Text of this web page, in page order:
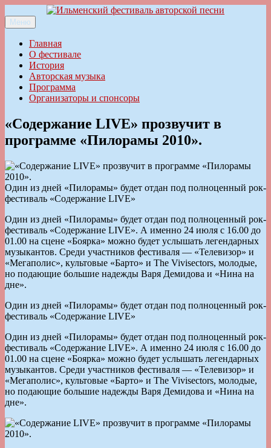
к
содержимому
Ильменский фестиваль авторской песни
Меню
Главная
О фестивале
История
Авторская музыка
Программа
Организаторы и спонсоры
«Содержание LIVE» прозвучит в
программе «Пилорамы 2010».
Один из дней «Пилорамы» будет отдан под полноценный рок-
фестиваль «Содержание LIVE»
Один из дней «Пилорамы» будет отдан под полноценный рок-
фестиваль «Содержание LIVE». А именно 24 июля с 16.00 до
01.00 на сцене «Боярка» можно будет услышать легендарных
музыкантов. Среди участников фестиваля — «Телевизор» и
«Мегаполис», культовые «Барто» и The Vivisectors, молодые,
но подающие большие надежды Варя Демидова и «Нина на
дне».
Один из дней «Пилорамы» будет отдан под полноценный рок-
фестиваль «Содержание LIVE»
Один из дней «Пилорамы» будет отдан под полноценный рок-
фестиваль «Содержание LIVE». А именно 24 июля с 16.00 до
01.00 на сцене «Боярка» можно будет услышать легендарных
музыкантов. Среди участников фестиваля — «Телевизор» и
«Мегаполис», культовые «Барто» и The Vivisectors, молодые,
но подающие большие надежды Варя Демидова и «Нина на
дне».